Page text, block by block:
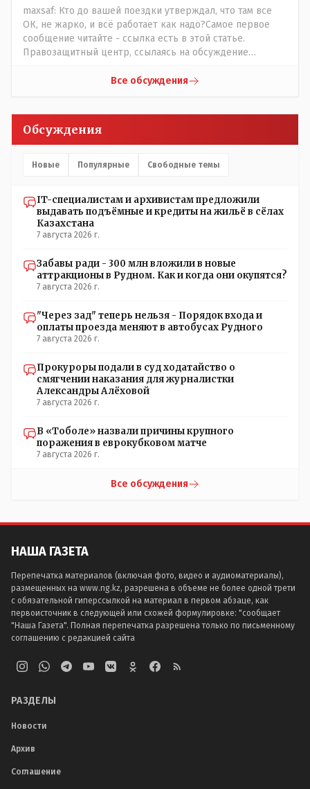
maxsaf: Кто до вашей поездки утверждал, что там все
ОК, не жарко, и всё работает как надо?Самое первое
сообщение читайте - ссылка есть в этой статье.
Правозащитный центр, ссылаясь на обсуждение
прислали ему в виде аудиосообщений, пишет, что
настоящему времени их установили только в
помещениях, предназначенных для административно-
установлены кондиционеры, питьевой и температурный
противоречие. Вы считаете иначе?
Все обсуждения
Обсуждения
Новые Популярные Свободные темы
IT-специалистам и архивистам предложили
выдавать подъёмные и кредиты на жильё в сёлах
Казахстана
7 августа 2026 г.
Забавы ради - 300 млн вложили в новые
аттракционы в Рудном. Как и когда они окупятся?
7 августа 2026 г.
"Через зад" теперь нельзя - Порядок входа и
оплаты проезда меняют в автобусах Рудного
7 августа 2026 г.
Прокуроры подали в суд ходатайство о
смягчении наказания для журналистки
Александры Алёховой
7 августа 2026 г.
В «Тоболе» назвали причины крупного
поражения в еврокубковом матче
7 августа 2026 г.
Все обсуждения
НАША ГАЗЕТА
Перепечатка материалов (включая фото, видео и аудиоматериалы),
размещенных на www.ng.kz, разрешена в объеме не более одной трети
с обязательной гиперссылкой на материал в первом абзаце, как
первоисточник в следующей или схожей формулировке: "сообщает
"Наша Газета". Полная перепечатка разрешена только по письменному
соглашению с редакцией сайта
РАЗДЕЛЫ
Новости
Архив
Соглашение